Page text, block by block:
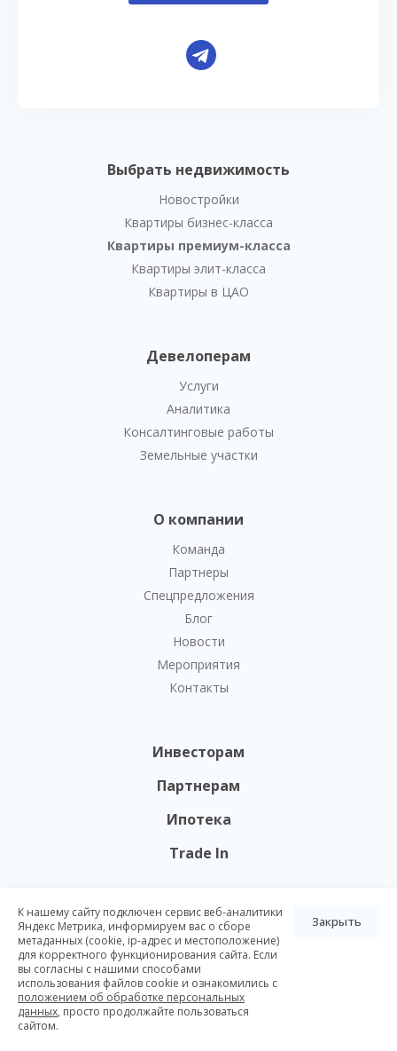
Выбрать недвижимость
Новостройки
Квартиры бизнес-класса
Квартиры премиум-класса
Квартиры элит-класса
Квартиры в ЦАО
Девелоперам
Услуги
Аналитика
Консалтинговые работы
Земельные участки
О компании
Команда
Партнеры
Спецпредложения
Блог
Новости
Мероприятия
Контакты
Инвесторам
Партнерам
Ипотека
Trade In
Вся представленная на данном сайте информация носит
исключительно информационный характер и не является
публичной офертой, определяемой положениями ст. 437 ГК РФ.
Опубликованная на данном сайте информация может быть
изменена в любое время без предварительного уведомления.
К нашему сайту подключен сервис веб-аналитики
Яндекс Метрика, информируем вас о сборе
метаданных (cookie, ip-адрес и местоположение)
для корректного функционирования сайта. Если
вы согласны с нашими способами
использования файлов cookie и ознакомились с
положением об обработке персональных
данных, просто продолжайте пользоваться
сайтом.
Закрыть